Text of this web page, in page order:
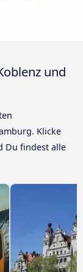
und
Klicke
Du findest alle